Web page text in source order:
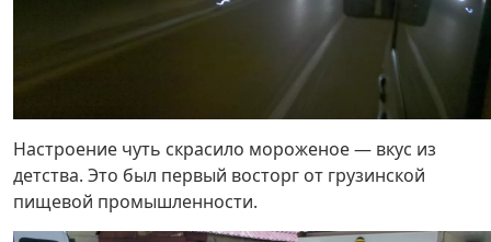
Настроение чуть скрасило мороженое — вкус из
детства. Это был первый восторг от грузинской
пищевой промышленности.